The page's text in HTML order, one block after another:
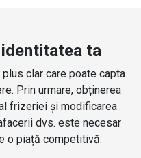
ta
clar care poate capta
Prin urmare, obținerea
frizeriei și modificarea
dvs. este necesar
o piață competitivă.